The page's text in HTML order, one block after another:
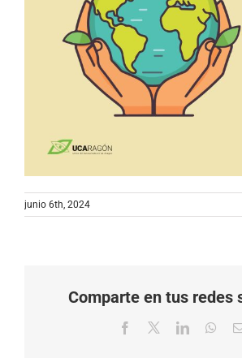
junio 6th, 2024
Comparte en tus redes
Facebook
X LinkedIn